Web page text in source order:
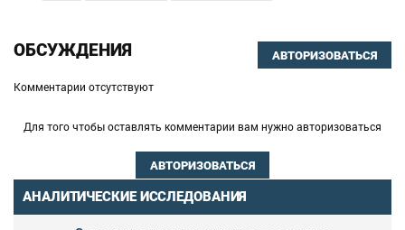
ОБСУЖДЕНИЯ АВТОРИЗОВАТЬСЯ
Комментарии отсутствуют
Для того чтобы оставлять комментарии вам нужно авторизоваться
АВТОРИЗОВАТЬСЯ
АНАЛИТИЧЕСКИЕ ИССЛЕДОВАНИЯ